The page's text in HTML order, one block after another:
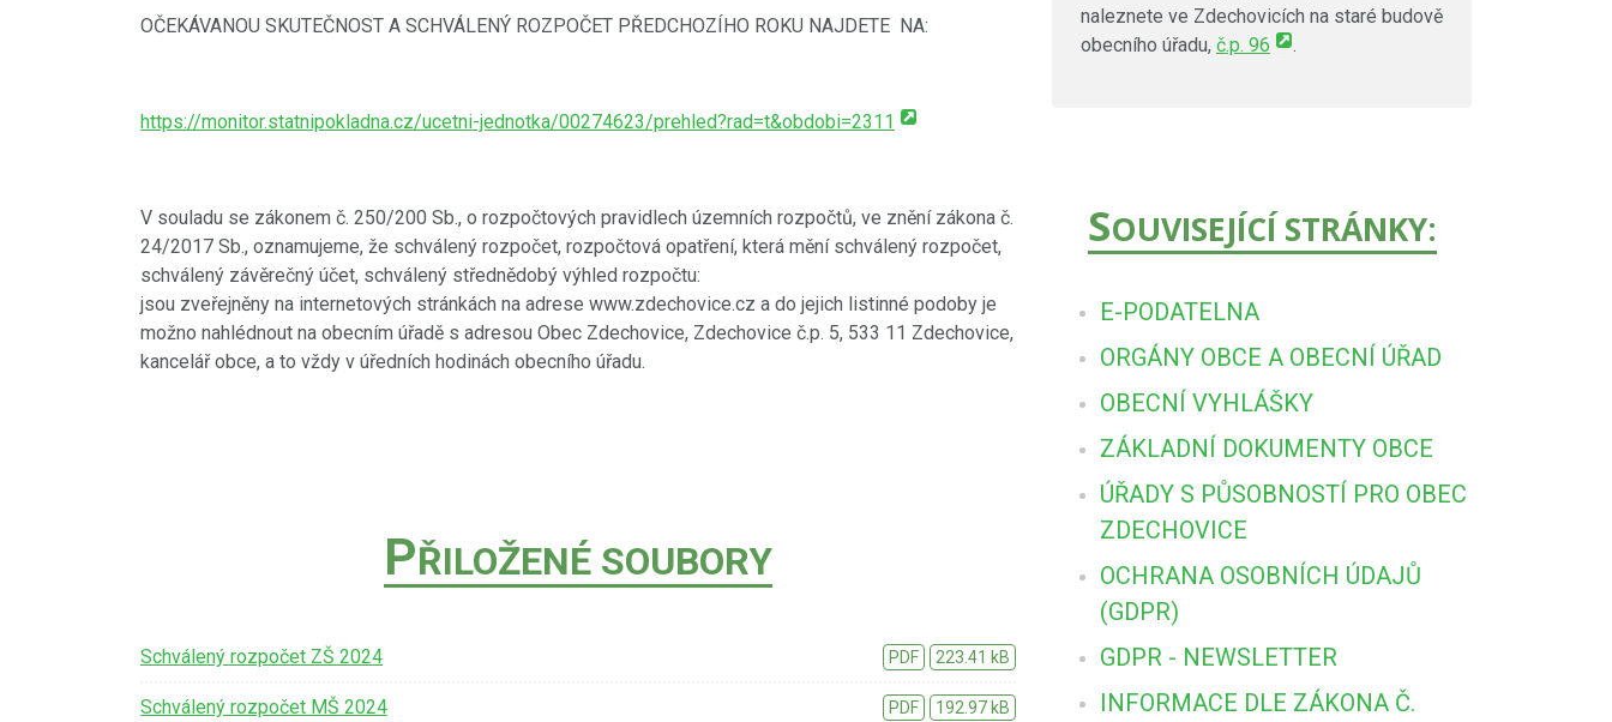
OČEKÁVANOU SKUTEČNOST A SCHVÁLENÝ ROZPOČET PŘEDCHOZÍHO ROKU NAJDETE NA:
https://monitor.statnipokladna.cz/ucetni-jednotka/00274623/prehled?rad=t&obdobi=2311
V souladu se zákonem č. 250/200 Sb., o rozpočtových pravidlech územních rozpočtů, ve znění zákona č.
24/2017 Sb., oznamujeme, že schválený rozpočet, rozpočtová opatření, která mění schválený rozpočet,
schválený závěrečný účet, schválený střednědobý výhled rozpočtu:
jsou zveřejněny na internetových stránkách na adrese www.zdechovice.cz a do jejich listinné podoby je
možno nahlédnout na obecním úřadě s adresou Obec Zdechovice, Zdechovice č.p. 5, 533 11 Zdechovice,
kancelář obce, a to vždy v úředních hodinách obecního úřadu.
PŘILOŽENÉ SOUBORY
Schválený rozpočet ZŠ 2024 PDF 223.41 kB
Schválený rozpočet MŠ 2024 PDF 192.97 kB
naleznete ve Zdechovicích na staré budově
obecního úřadu, č.p. 96 .
SOUVISEJÍCÍ STRÁNKY:
E-PODATELNA
ORGÁNY OBCE A OBECNÍ ÚŘAD
OBECNÍ VYHLÁŠKY
ZÁKLADNÍ DOKUMENTY OBCE
ÚŘADY S PŮSOBNOSTÍ PRO OBEC
ZDECHOVICE
OCHRANA OSOBNÍCH ÚDAJŮ
(GDPR)
GDPR - NEWSLETTER
INFORMACE DLE ZÁKONA Č.